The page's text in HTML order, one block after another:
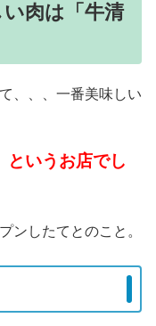
肉は「牛清
、、、一番美味しい
というお店でし
ンしたてとのこと。